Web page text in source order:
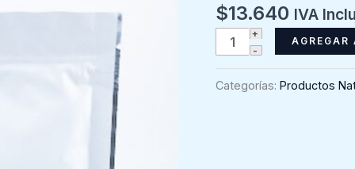
$13.640 IVA
Spirulina
en
polvo
Categorías: Productos